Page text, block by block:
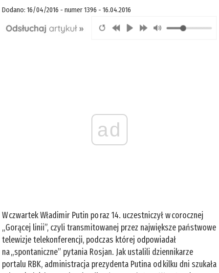
Dodano: 16/04/2016 - numer 1396 - 16.04.2016
ad
W czwartek Władimir Putin po raz 14. uczestniczył w corocznej
„Gorącej linii”, czyli transmitowanej przez największe państwowe
telewizje telekonferencji, podczas której odpowiadał
na „spontaniczne” pytania Rosjan. Jak ustalili dziennikarze
portalu RBK, administracja prezydenta Putina od kilku dni szukała